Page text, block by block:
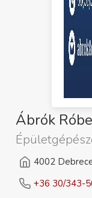
Ábrók
4002
+36 30/343-